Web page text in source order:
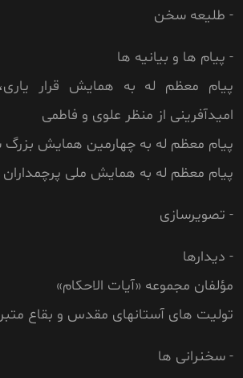
- طلیعه سخن
- پیام ها و بیانیه ها
پیام معظم له به همایش قرار
امیدآفرینی از منظر علوی و فاطمی
پیام معظم له به چهارمین همایش
پیام معظم له به همایش ملی
- تصویرسازی
- دیدارها
مؤلفان مجموعه «آیات الاحکام»
تولیت های آستانهای مقدس و بقاع
- سخنرانی ها